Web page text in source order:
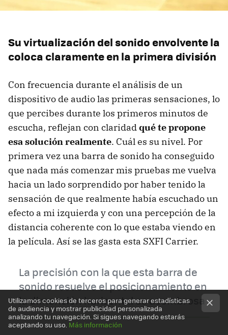
Su virtualización del sonido envolvente la
coloca claramente en la primera división
Con frecuencia durante el análisis de un
dispositivo de audio las primeras sensaciones, lo
que percibes durante los primeros minutos de
escucha, reflejan con claridadqué te propone
esa solución realmente. Cuál es su nivel. Por
primera vez una barra de sonido ha conseguido
que nada más comenzar mis pruebas me vuelva
hacia un lado sorprendido por haber tenido la
sensación de que realmente había escuchado un
efecto a mi izquierda y con una percepción de la
distancia coherente con lo que estaba viendo en
la película. Así se las gasta esta SXFI Carrier.
La precisión con la que esta barra de
sonido resuelve el posicionamiento en
la dimensión horizontal es asombrosa
Utilizamos cookies de terceros para generar estadísticas
de audiencia y mostrar publicidad personalizada
analizando tu navegación. Si sigues navegando estarás
aceptando su uso. Más información